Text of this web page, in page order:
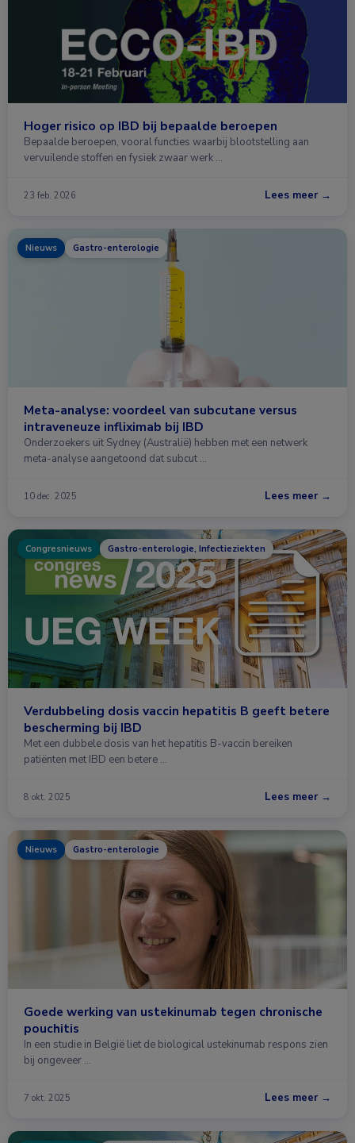
Hoger risico op IBD bij bepaalde beroepen
Bepaalde beroepen, vooral functies waarbij blootstelling aan
vervuilende stoffen en fysiek zwaar werk …
23 feb. 2026 Lees meer →
Nieuws Gastro-enterologie
Meta-analyse: voordeel van subcutane versus
intraveneuze infliximab bij IBD
Onderzoekers uit Sydney (Australië) hebben met een netwerk
meta-analyse aangetoond dat subcut …
10 dec. 2025 Lees meer →
Congresnieuws Gastro-enterologie, Infectieziekten
Verdubbeling dosis vaccin hepatitis B geeft betere
bescherming bij IBD
Met een dubbele dosis van het hepatitis B-vaccin bereiken
patiënten met IBD een betere …
8 okt. 2025 Lees meer →
Nieuws Gastro-enterologie
Goede werking van ustekinumab tegen chronische
pouchitis
In een studie in België liet de biological ustekinumab respons zien
bij ongeveer …
7 okt. 2025 Lees meer →